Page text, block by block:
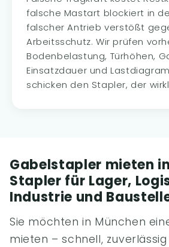
falsche Mastart blockiert in
falscher Antrieb verstößt
Arbeitsschutz. Wir prüfen
Bodenbelastung, Türhöhen,
Einsatzdauer und
schicken den Stapler, der
Gabelstapler mieten
Stapler für Lager,
Industrie und
Sie möchten in München
mieten – schnell,